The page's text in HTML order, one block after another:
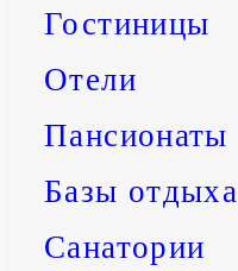
Гостиницы
Отели
Пансионаты
Базы отдыха
Санатории